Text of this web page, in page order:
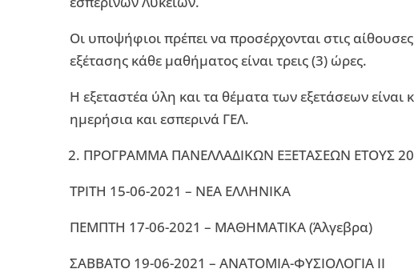
Οι υποψήφιοι πρέπει να προσέρχονται στις
εξέτασης κάθε μαθήματος είναι τρεις (3) ώρες.
Η εξεταστέα ύλη και τα θέματα των εξετάσεων
ημερήσια και εσπερινά ΓΕΛ.
ΠΡΟΓΡΑΜΜΑ ΠΑΝΕΛΛΑΔΙΚΩΝ ΕΞΕΤΑΣΕΩΝ ΕΤΟΥΣ
ΤΡΙΤΗ 15-06-2021 – ΝΕΑ ΕΛΛΗΝΙΚΑ
ΠΕΜΠΤΗ 17-06-2021 – ΜΑΘΗΜΑΤΙΚΑ (Άλγεβρα)
ΣΑΒΒΑΤΟ 19-06-2021 – ΑΝΑΤΟΜΙΑ-ΦΥΣΙΟΛΟΓΙΑ IΙ